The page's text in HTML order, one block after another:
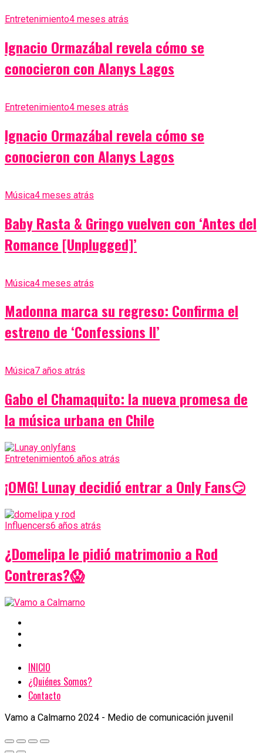
Entretenimiento4 meses atrás
Ignacio Ormazábal revela cómo se
conocieron con Alanys Lagos
Entretenimiento4 meses atrás
Ignacio Ormazábal revela cómo se
conocieron con Alanys Lagos
Música4 meses atrás
Baby Rasta & Gringo vuelven con ‘Antes del
Romance [Unplugged]’
Música4 meses atrás
Madonna marca su regreso: Confirma el
estreno de ‘Confessions II’
Música7 años atrás
Gabo el Chamaquito: la nueva promesa de
la música urbana en Chile
Entretenimiento6 años atrás
¡OMG! Lunay decidió entrar a Only Fans😏
Influencers6 años atrás
¿Domelipa le pidió matrimonio a Rod
Contreras?😱
INICIO
¿Quiénes Somos?
Contacto
Vamo a Calmarno 2024 - Medio de comunicación juvenil